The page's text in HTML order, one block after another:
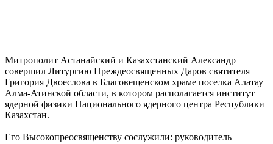
Митрополит Астанайский и Казахстанский Александр
совершил Литургию Преждеосвященных Даров святителя
Григория Двоеслова в Благовещенском храме поселка Алатау
Алма-Атинской области, в котором располагается институт
ядерной физики Национального ядерного центра Республики
Казахстан.
Его Высокопреосвященству сослужили: руководитель